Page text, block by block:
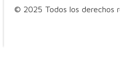
© 2025 Todos los derechos